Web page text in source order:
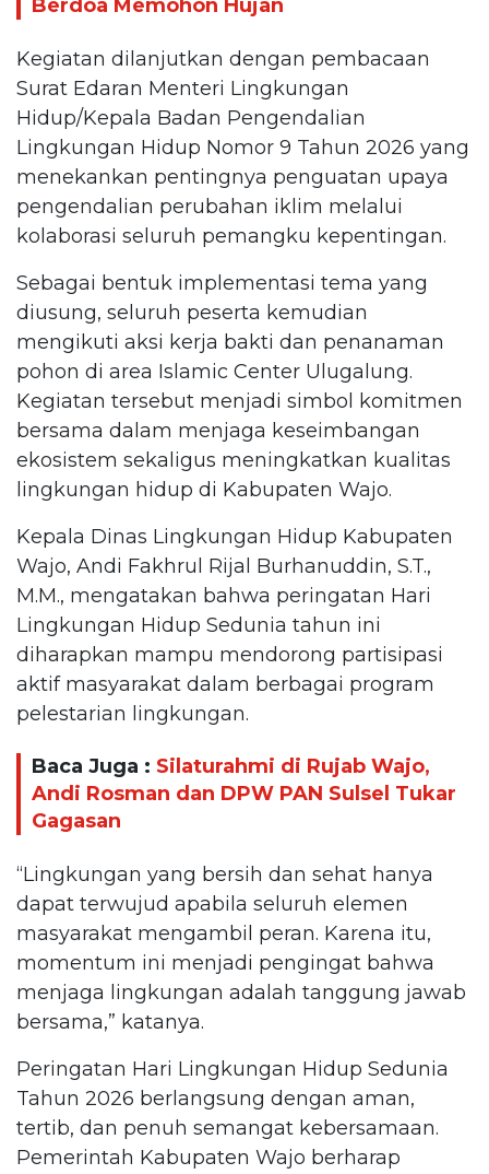
Berdoa Memohon Hujan
Kegiatan dilanjutkan dengan pembacaan
Surat Edaran Menteri Lingkungan
Hidup/Kepala Badan Pengendalian
Lingkungan Hidup Nomor 9 Tahun 2026 yang
menekankan pentingnya penguatan upaya
pengendalian perubahan iklim melalui
kolaborasi seluruh pemangku kepentingan.
Sebagai bentuk implementasi tema yang
diusung, seluruh peserta kemudian
mengikuti aksi kerja bakti dan penanaman
pohon di area Islamic Center Ulugalung.
Kegiatan tersebut menjadi simbol komitmen
bersama dalam menjaga keseimbangan
ekosistem sekaligus meningkatkan kualitas
lingkungan hidup di Kabupaten Wajo.
Kepala Dinas Lingkungan Hidup Kabupaten
Wajo, Andi Fakhrul Rijal Burhanuddin, S.T.,
M.M., mengatakan bahwa peringatan Hari
Lingkungan Hidup Sedunia tahun ini
diharapkan mampu mendorong partisipasi
aktif masyarakat dalam berbagai program
pelestarian lingkungan.
Baca Juga : Silaturahmi di Rujab Wajo,
Andi Rosman dan DPW PAN Sulsel Tukar
Gagasan
“Lingkungan yang bersih dan sehat hanya
dapat terwujud apabila seluruh elemen
masyarakat mengambil peran. Karena itu,
momentum ini menjadi pengingat bahwa
menjaga lingkungan adalah tanggung jawab
bersama,” katanya.
Peringatan Hari Lingkungan Hidup Sedunia
Tahun 2026 berlangsung dengan aman,
tertib, dan penuh semangat kebersamaan.
Pemerintah Kabupaten Wajo berharap